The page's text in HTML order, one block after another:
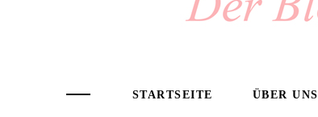
STARTSEITE ÜBER UNS